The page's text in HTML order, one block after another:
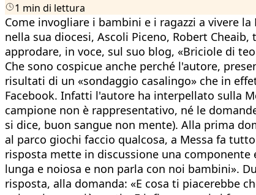
1 min di lettura
Come invogliare i bambini e i ragazzi a vivere
nella sua diocesi, Ascoli Piceno, Robert
approdare, in voce, sul suo blog, «Briciole di
Che sono cospicue anche perché l'autore,
risultati di un «sondaggio casalingo» che in
Facebook. Infatti l'autore ha interpellato sulla
campione non è rappresentativo, né le
si dice, buon sangue non mente). Alla prima
al parco giochi faccio qualcosa, a Messa fa
risposta mette in discussione una componente
lunga e noiosa e non parla con noi bambini».
risposta, alla domanda: «E cosa ti piacerebbe